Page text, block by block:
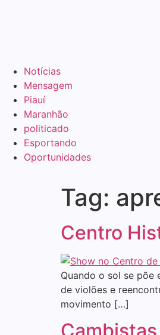
Notícias
Mensagem
Piauí
Maranhão
politicado
Esportando
Oportunidades
Tag:
Centro
Quando o sol se põe
de violões e
movimento […]